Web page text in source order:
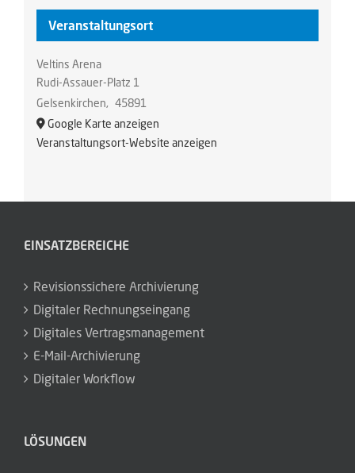
Veranstaltungsort
Veltins Arena
Rudi-Assauer-Platz 1
Gelsenkirchen, 45891
Google Karte anzeigen
Veranstaltungsort-Website anzeigen
EINSATZBEREICHE
Revisionssichere Archivierung
Digitaler Rechnungseingang
Digitales Vertragsmanagement
E-Mail-Archivierung
Digitaler Workflow
LÖSUNGEN